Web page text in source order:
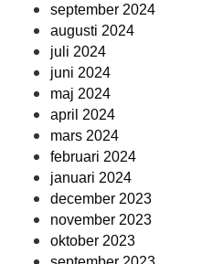
september 2024
augusti 2024
juli 2024
juni 2024
maj 2024
april 2024
mars 2024
februari 2024
januari 2024
december 2023
november 2023
oktober 2023